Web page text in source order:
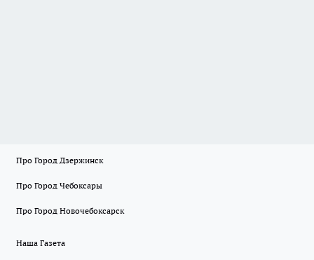
Про Город Дзержинск
Про Город Чебоксары
Про Город Новочебоксарск
Наша Газета